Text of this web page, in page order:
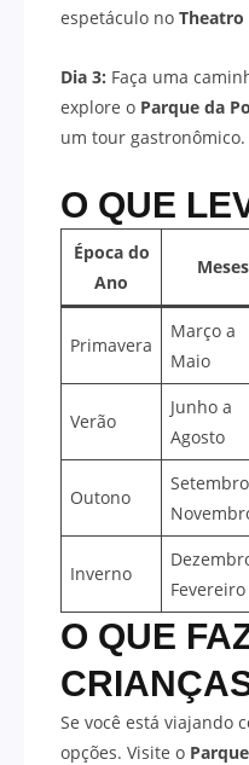
espetáculo no Theatro
Dia 3: Faça uma
explore o Parque da
um tour gastronômico.
O QUE
Época do
Ano
Meses
Primavera
Março a
Maio
Verão
Junho a
Agosto
Outono
Inverno
Fevereiro
O QUE
Se você está viajando
opções. Visite o